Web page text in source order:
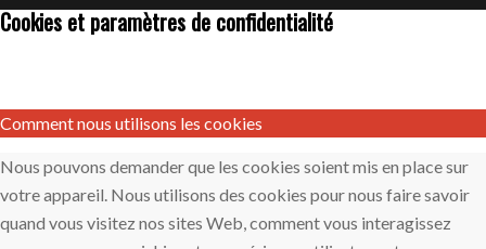
Cookies et paramètres de confidentialité
Comment nous utilisons les cookies
Nous pouvons demander que les cookies soient mis en place sur
votre appareil. Nous utilisons des cookies pour nous faire savoir
quand vous visitez nos sites Web, comment vous interagissez